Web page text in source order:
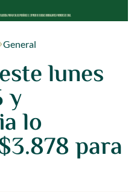
General
lunes
y
lo
para